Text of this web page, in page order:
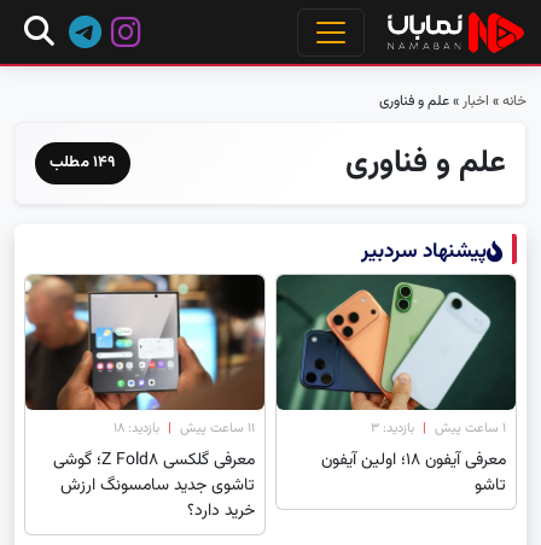
خانه» اخبار»علم و فناوری
علم و فناوری 149 مطلب
پیشنهاد سردبیر
۱ ساعت پیش | بازدید: 3
معرفی آیفون ۱۸؛ اولین آیفون
تاشو
۱۱ ساعت پیش | بازدید: 18
معرفی گلکسی Z Fold8؛ گوشی
تاشوی جدید سامسونگ ارزش
خرید دارد؟